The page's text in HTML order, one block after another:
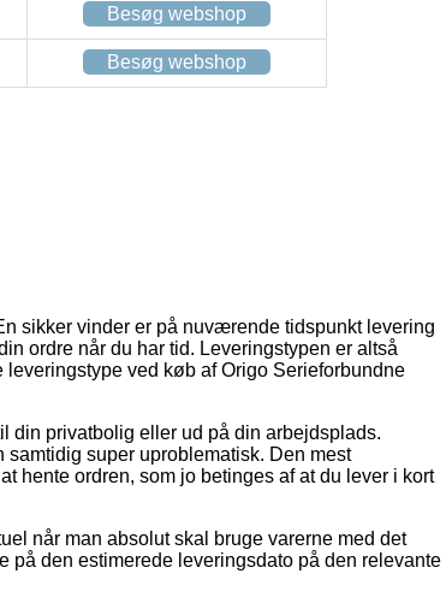
Besøg webshop
Besøg webshop
sikker vinder er på nuværende tidspunkt levering
ordre når du har tid. Leveringstypen er altså
ved køb af Origo Serieforbundne
din privatbolig eller ud på din arbejdsplads.
super uproblematisk. Den mest
hente ordren, som jo betinges af at du lever i kort
når man absolut skal bruge varerne med det
på den estimerede leveringsdato på den relevante